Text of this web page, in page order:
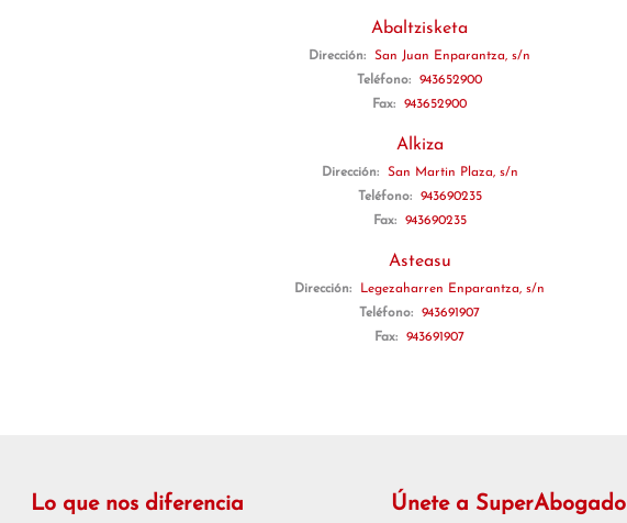
Abaltzisketa
Dirección:
San Juan Enparantza, s/n
Teléfono:
943652900
Fax:
943652900
Alkiza
Dirección:
San Martin Plaza, s/n
Teléfono:
943690235
Fax:
943690235
Asteasu
Dirección:
Legezaharren Enparantza, s/n
Teléfono:
943691907
Fax:
943691907
Lo que nos diferencia Únete a SuperAbogado